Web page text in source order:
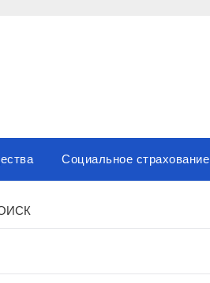
Социальное страхование